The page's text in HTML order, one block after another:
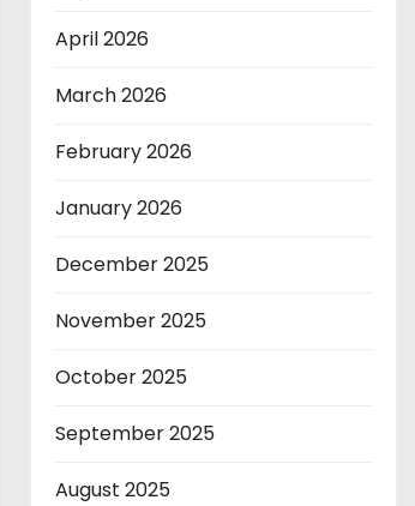
April 2026
March 2026
February 2026
January 2026
December 2025
November 2025
October 2025
September 2025
August 2025